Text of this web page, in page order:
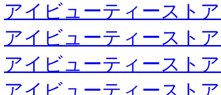
アイビューティースト
アイビューティースト
アイビューティースト
アイビューティースト